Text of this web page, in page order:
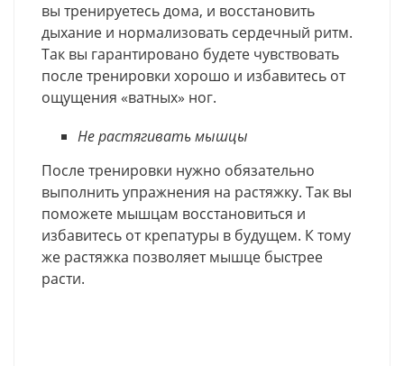
вы тренируетесь дома, и восстановить
дыхание и нормализовать сердечный ритм.
Так вы гарантировано будете чувствовать
после тренировки хорошо и избавитесь от
ощущения «ватных» ног.
Не растягивать мышцы
После тренировки нужно обязательно
выполнить упражнения на растяжку. Так вы
поможете мышцам восстановиться и
избавитесь от крепатуры в будущем. К тому
же растяжка позволяет мышце быстрее
расти.